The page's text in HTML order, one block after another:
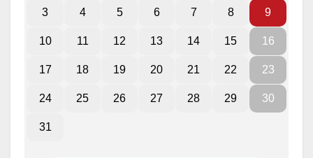
3 4 5 6 7 8 9
10 11 12 13 14 15 16
17 18 19 20 21 22 23
24 25 26 27 28 29 30
31